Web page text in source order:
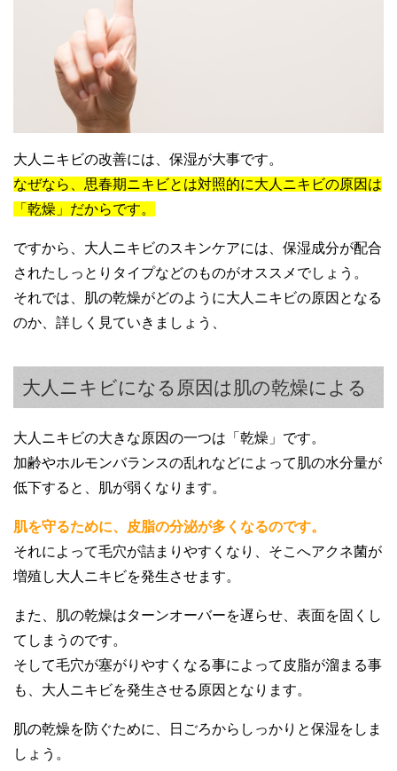
大人ニキビの改善には、保湿が大事です。
なぜなら、思春期ニキビとは対照的に大人ニキビの原因は
「乾燥」だからです。
ですから、大人ニキビのスキンケアには、保湿成分が配合
されたしっとりタイプなどのものがオススメでしょう。
それでは、肌の乾燥がどのように大人ニキビの原因となる
のか、詳しく見ていきましょう、
大人ニキビになる原因は肌の乾燥による
大人ニキビの大きな原因の一つは「乾燥」です。
加齢やホルモンバランスの乱れなどによって肌の水分量が
低下すると、肌が弱くなります。
肌を守るために、皮脂の分泌が多くなるのです。
それによって毛穴が詰まりやすくなり、そこへアクネ菌が
増殖し大人ニキビを発生させます。
また、肌の乾燥はターンオーバーを遅らせ、表面を固くし
てしまうのです。
そして毛穴が塞がりやすくなる事によって皮脂が溜まる事
も、大人ニキビを発生させる原因となります。
肌の乾燥を防ぐために、日ごろからしっかりと保湿をしま
しょう。